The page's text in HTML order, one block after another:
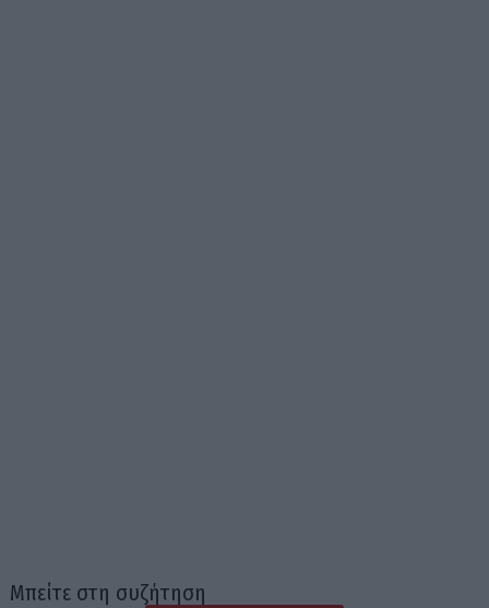
Μπείτε στη συζήτηση